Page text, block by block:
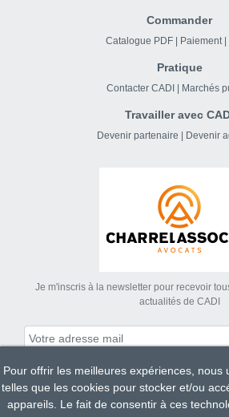
Commander
Catalogue PDF | Paiement |
Pratique
Contacter CADI | Marchés
Travailler avec
Devenir partenaire | Devenir
Je m'inscris à la newsletter pour recevoir
actualités de CADI
S'abonner
Pour offrir les meilleures expériences, nous
telles que les cookies pour stocker et/ou
appareils. Le fait de consentir à ces